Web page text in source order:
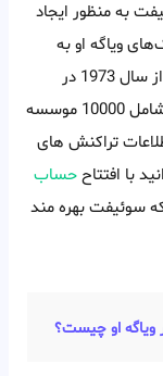
به منظور ایجاد
ویاگه او به
کشور دیگر ایجاد شده است. شبکه سوئیفت از سال 1973 در
بلژیک آغاز به کار کرده و تا به امروز شبکه ای شامل 10000 موسسه
اطلاعات تراکنش های
با افتتاححساب
سوئیفت بهره مند
ویاگه او چیست؟